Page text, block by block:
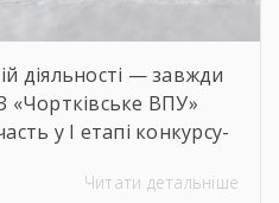
діяльності — завжди
«Чортківське ВПУ»
у І етапі конкурсу-
розвитку
Читати детальніше